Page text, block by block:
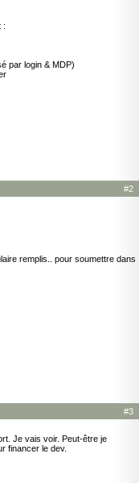
:
par login & MDP)
#2
remplis.. pour soumettre dans
#3
Je vais voir. Peut-être je
financer le dev.